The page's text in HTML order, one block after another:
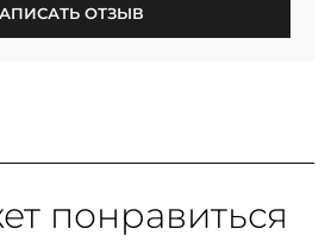
ОТЗЫВ
понравиться